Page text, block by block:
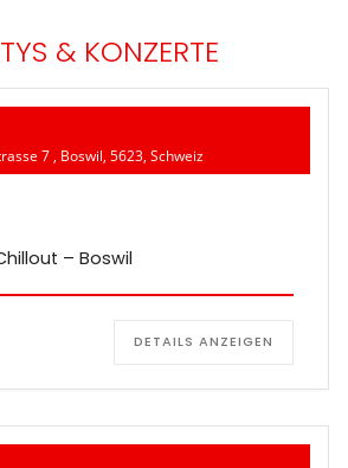
& KONZERTE
7 , Boswil, 5623, Schweiz
– Boswil
DETAILS ANZEIGEN